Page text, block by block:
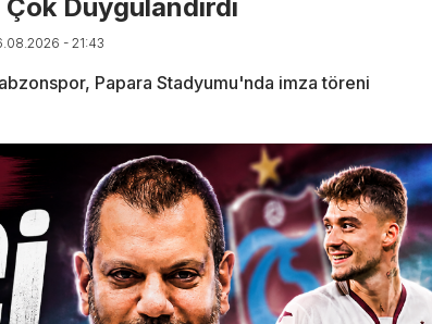
Duygulandırdı
- 21:43
Papara Stadyumu'nda imza töreni